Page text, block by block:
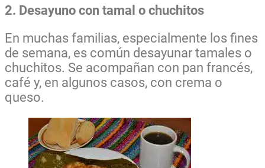
2. Desayuno con tamal o chuchitos
En muchas familias, especialmente los fines
de semana, es común desayunar tamales o
chuchitos. Se acompañan con pan francés,
café y, en algunos casos, con crema o
queso.